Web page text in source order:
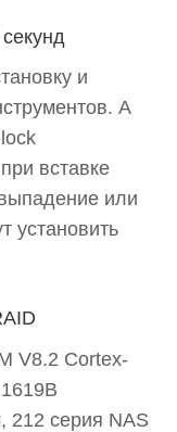
и
А
вставке
или
установить
V8.2 Cortex-
212 серия NAS